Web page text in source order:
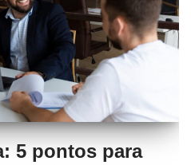
5 pontos para